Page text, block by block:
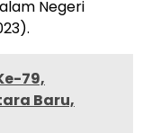
Negeri
79,
Baru,